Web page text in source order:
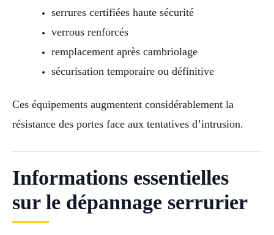
serrures certifiées haute sécurité
verrous renforcés
remplacement après cambriolage
sécurisation temporaire ou définitive
Ces équipements augmentent considérablement la
résistance des portes face aux tentatives d’intrusion.
Informations essentielles
sur le dépannage serrurier